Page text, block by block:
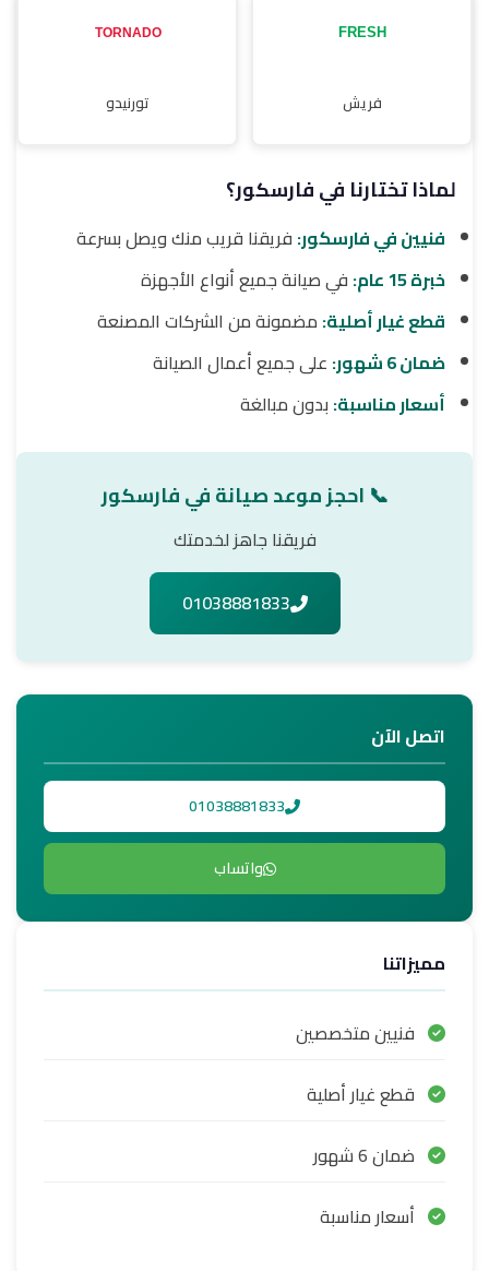
فريش تورنيدو
لماذا تختارنا في فارسكور؟
فنيين في فارسكور: فريقنا قريب منك ويصل بسرعة
خبرة 15 عام:
في صيانة جميع أنواع الأجهزة
قطع غيار أصلية: مضمونة من الشركات المصنعة
ضمان 6 شهور:
على جميع أعمال الصيانة
أسعار مناسبة: بدون مبالغة
📞 احجز موعد صيانة في فارسكور
فريقنا جاهز لخدمتك
01038881833
اتصل الآن
01038881833
واتساب
مميزاتنا
فنيين متخصصين
قطع غيار أصلية
ضمان 6 شهور
أسعار مناسبة